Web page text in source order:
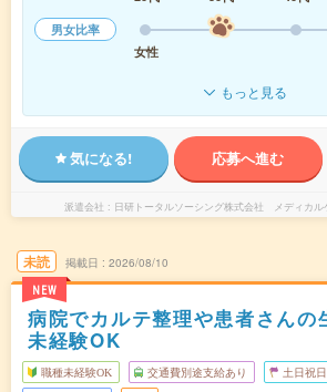
男女比率
女性
もっと見る
気になる! 応募へ進む
派遣会社 日研トータルソーシング株式会社 メディカ
未読
NEW
掲載日 2026/08/10
病院でカルテ整理や患者さんの
未経験OK
職種未経験OK 交通費別途支給あり 土日祝